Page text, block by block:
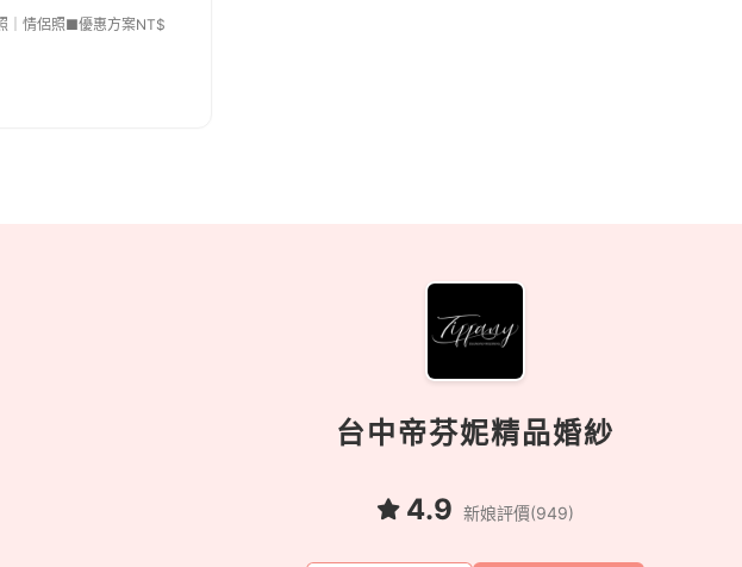
｜情侶照■優惠方案NT$
台中帝芬妮精品婚紗
4.9 新娘評價(949)